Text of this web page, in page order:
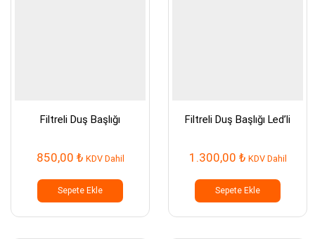
Filtreli Duş Başlığı
850,00 ₺ KDV Dahil
Sepete Ekle
Filtreli Duş Başlığı Led’li
1.300,00 ₺ KDV Dahil
Sepete Ekle